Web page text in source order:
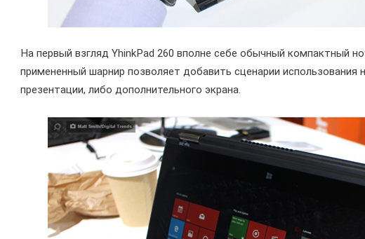
На первый взгляд YhinkPad 260 вполне себе обычный компактный
примененный шарнир позволяет добавить сценарии использования
презентации, либо дополнительного экрана.